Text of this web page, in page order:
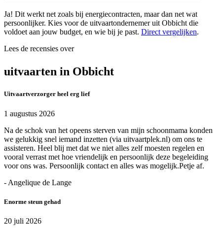
Ja! Dit werkt net zoals bij energiecontracten, maar dan net wat
persoonlijker. Kies voor de uitvaartondernemer uit Obbicht die
voldoet aan jouw budget, en wie bij je past. Direct vergelijken.
Lees de recensies over
uitvaarten in Obbicht
Uitvaartverzorger heel erg lief
1 augustus 2026
Na de schok van het opeens sterven van mijn schoonmama konden
we gelukkig snel iemand inzetten (via uitvaartplek.nl) om ons te
assisteren. Heel blij met dat we niet alles zelf moesten regelen en
vooral verrast met hoe vriendelijk en persoonlijk deze begeleiding
voor ons was. Persoonlijk contact en alles was mogelijk.Petje af.
- Angelique de Lange
Enorme steun gehad
20 juli 2026